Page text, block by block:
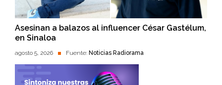
Asesinan a balazos al influencer César Gastélum,
en Sinaloa
agosto 5, 2026 Fuente: Noticias Radiorama